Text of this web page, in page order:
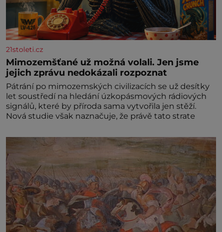
21stoleti.cz
Mimozemšťané už možná volali. Jen jsme
jejich zprávu nedokázali rozpoznat
Pátrání po mimozemských civilizacích se už desítky
let soustředí na hledání úzkopásmových rádiových
signálů, které by příroda sama vytvořila jen stěží.
Nová studie však naznačuje, že právě tato strate